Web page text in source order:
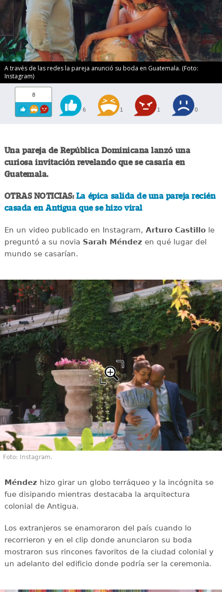
A través de las redes la pareja anunció su boda en Guatemala. (Foto:
Instagram)
8
6 1 1 0
Una pareja de República Dominicana lanzó una
curiosa invitación revelando que se casaría en
Guatemala.
OTRAS NOTICIAS: La épica salida de una pareja recién
casada en Antigua que se hizo viral
En un video publicado en Instagram, Arturo Castillole
preguntó a su novia Sarah Méndez en qué lugar del
mundo se casarían.
Foto: Instagram.
Méndez hizo girar un globo terráqueo y la incógnita se
fue disipando mientras destacaba la arquitectura
colonial de Antigua.
Los extranjeros se enamoraron del país cuando lo
recorrieron y en el clip donde anunciaron su boda
mostraron sus rincones favoritos de la ciudad colonial y
un adelanto del edificio donde podría ser la ceremonia.